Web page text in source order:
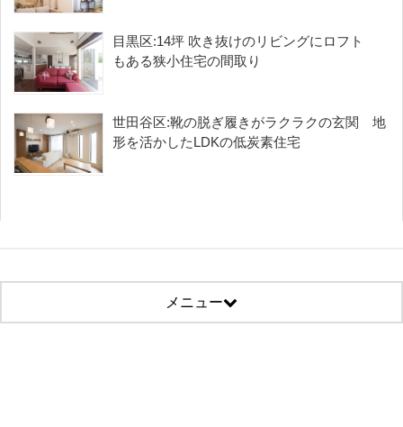
目黒区:14坪 吹き抜けのリビングにロフト
もある狭小住宅の間取り
世田谷区:靴の脱ぎ履きがラクラクの玄関 地
形を活かしたLDKの低炭素住宅
メニュー